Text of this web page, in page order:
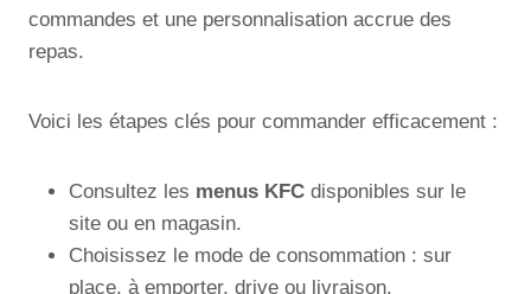
commandes et une personnalisation accrue des
repas.
Voici les étapes clés pour commander efficacement :
Consultez les menus KFC disponibles sur le
site ou en magasin.
Choisissez le mode de consommation : sur
place, à emporter, drive ou livraison.